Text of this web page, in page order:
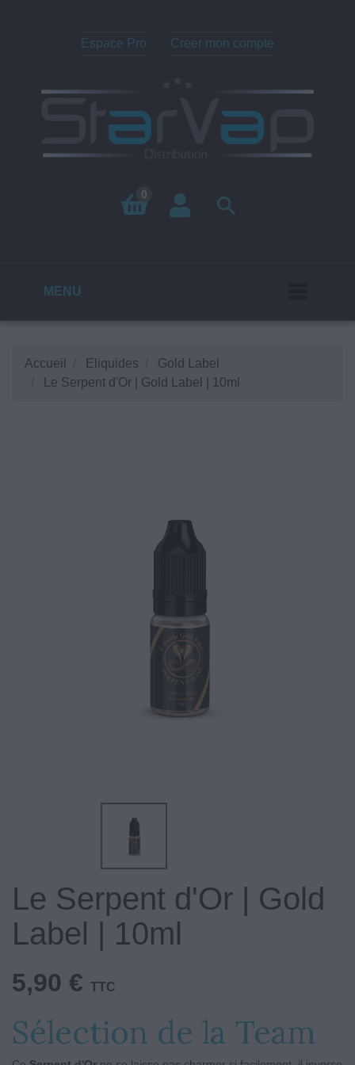
Espace Pro Creer mon compte
0 
MENU
Accueil Eliquides
Gold Label
Le Serpent d'Or | Gold Label | 10ml
Le Serpent d'Or | Gold
Label | 10ml
5,90 € TTC
Sélection de la Team